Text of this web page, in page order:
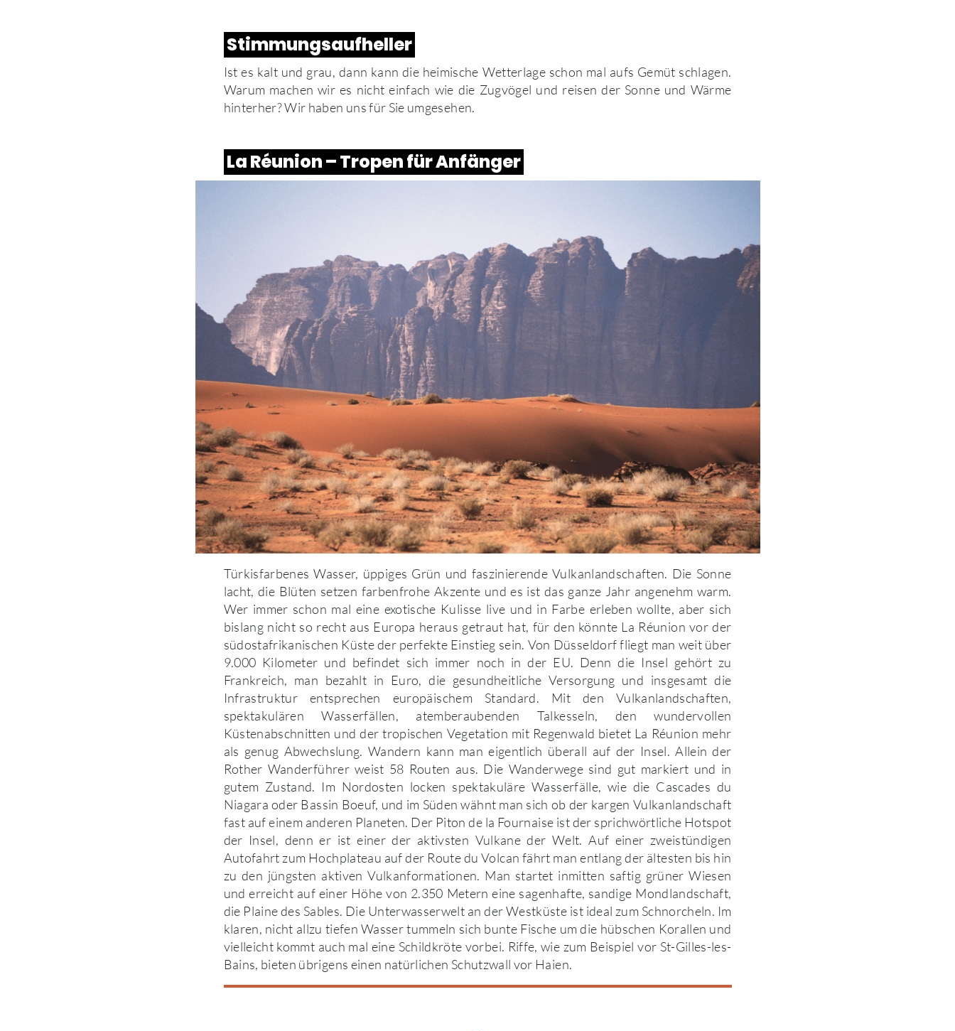
Stimmungsaufheller
Ist es kalt und grau, dann kann die heimische Wetterlage schon mal aufs Gemüt schlagen.
Warum machen wir es nicht einfach wie die Zugvögel und reisen der Sonne und Wärme
hinterher? Wir haben uns für Sie umgesehen.
La Réunion – Tropen für Anfänger
Türkisfarbenes Wasser, üppiges Grün und faszinierende Vulkanlandschaften. Die Sonne
lacht, die Blüten setzen farbenfrohe Akzente und es ist das ganze Jahr angenehm warm.
Wer immer schon mal eine exotische Kulisse live und in Farbe erleben wollte, aber sich
bislang nicht so recht aus Europa heraus getraut hat, für den könnte La Réunion vor der
südostafrikanischen Küste der perfekte Einstieg sein. Von Düsseldorf fliegt man weit über
9.000 Kilometer und befindet sich immer noch in der EU. Denn die Insel gehört zu
Frankreich, man bezahlt in Euro, die gesundheitliche Versorgung und insgesamt die
Infrastruktur entsprechen europäischem Standard. Mit den Vulkanlandschaften,
spektakulären Wasserfällen, atemberaubenden Talkesseln, den wundervollen
Küstenabschnitten und der tropischen Vegetation mit Regenwald bietet La Réunion mehr
als genug Abwechslung. Wandern kann man eigentlich überall auf der Insel. Allein der
Rother Wanderführer weist 58 Routen aus. Die Wanderwege sind gut markiert und in
gutem Zustand. Im Nordosten locken spektakuläre Wasserfälle, wie die Cascades du
Niagara oder Bassin Boeuf, und im Süden wähnt man sich ob der kargen Vulkanlandschaft
fast auf einem anderen Planeten. Der Piton de la Fournaise ist der sprichwörtliche Hotspot
der Insel, denn er ist einer der aktivsten Vulkane der Welt. Auf einer zweistündigen
Autofahrt zum Hochplateau auf der Route du Volcan fährt man entlang der ältesten bis hin
zu den jüngsten aktiven Vulkanformationen. Man startet inmitten saftig grüner Wiesen
und erreicht auf einer Höhe von 2.350 Metern eine sagenhafte, sandige Mondlandschaft,
die Plaine des Sables. Die Unterwasserwelt an der Westküste ist ideal zum Schnorcheln. Im
klaren, nicht allzu tiefen Wasser tummeln sich bunte Fische um die hübschen Korallen und
vielleicht kommt auch mal eine Schildkröte vorbei. Riffe, wie zum Beispiel vor St-Gilles-les-
Bains, bieten übrigens einen natürlichen Schutzwall vor Haien.